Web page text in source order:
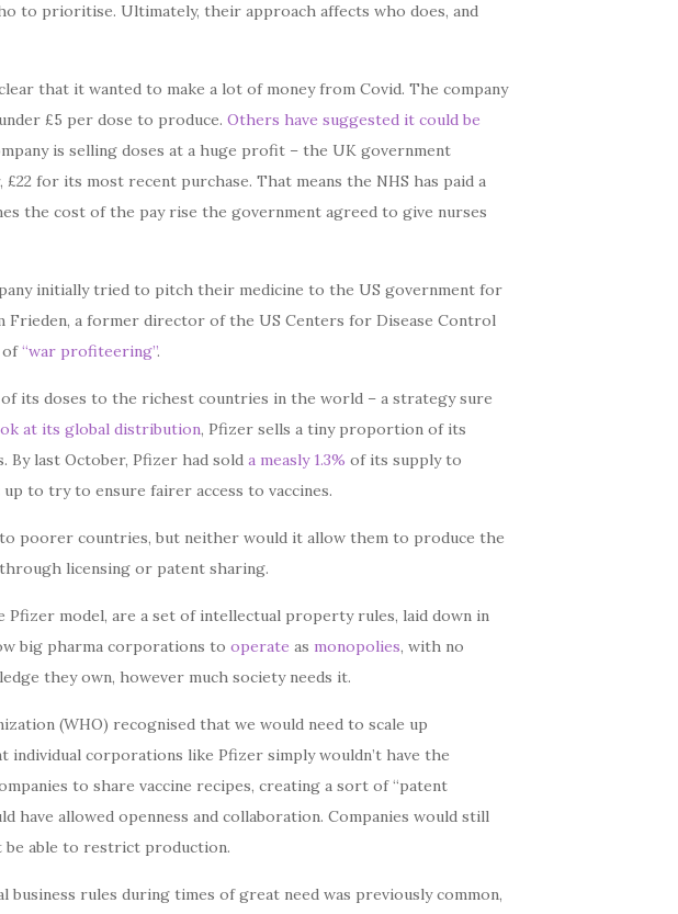
to prioritise. Ultimately, their approach affects who does, and
that it wanted to make a lot of money from Covid. The company
£5 per dose to produce.Others have suggested it could be
is selling doses at a huge profit – the UK government
for its most recent purchase. That means the NHS has paid a
the cost of the pay rise the government agreed to give nurses
initially tried to pitch their medicine to the US government for
Frieden, a former director of the US Centers for Disease Control
of“war profiteering”.
its doses to the richest countries in the world – a strategy sure
at its global distribution, Pfizer sells a tiny proportion of its
By last October, Pfizer had solda measly 1.3% of its supply to
to try to ensure fairer access to vaccines.
to poorer countries, but neither would it allow them to produce the
licensing or patent sharing.
Pfizer model, are a set of intellectual property rules, laid down in
big pharma corporations tooperate as monopolies, with no
they own, however much society needs it.
(WHO) recognised that we would need to scale up
individual corporations like Pfizer simply wouldn’t have the
to share vaccine recipes, creating a sort of “patent
have allowed openness and collaboration. Companies would still
be able to restrict production.
rules during times of great need was previously common,